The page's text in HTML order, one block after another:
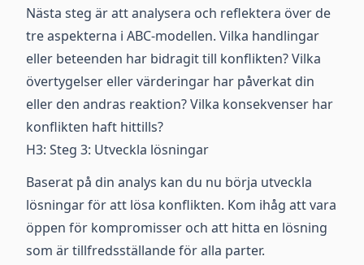
Nästa steg är att analysera och reflektera över de
tre aspekterna i ABC-modellen. Vilka handlingar
eller beteenden har bidragit till konflikten? Vilka
övertygelser eller värderingar har påverkat din
eller den andras reaktion? Vilka konsekvenser har
konflikten haft hittills?
H3: Steg 3: Utveckla lösningar
Baserat på din analys kan du nu börja utveckla
lösningar för att lösa konflikten. Kom ihåg att vara
öppen för kompromisser och att hitta en lösning
som är tillfredsställande för alla parter.